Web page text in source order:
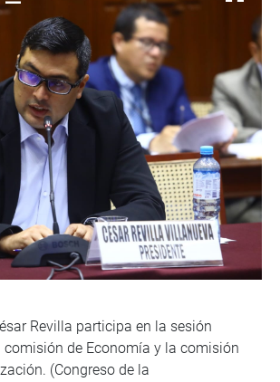
Revilla participa en la sesión
de Economía y la comisión
(Congreso de la